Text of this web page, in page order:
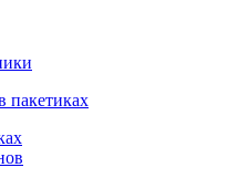
пакетиках